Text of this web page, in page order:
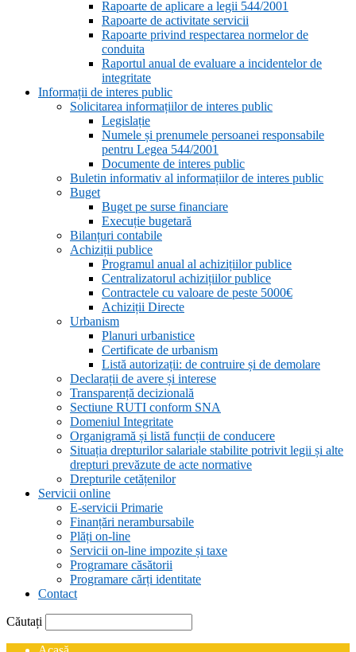
Rapoarte de aplicare a legii 544/2001
Rapoarte de activitate servicii
Rapoarte privind respectarea normelor de
conduita
Raportul anual de evaluare a incidentelor de
integritate
Informații de interes public
Solicitarea informațiilor de interes public
Legislație
Numele și prenumele persoanei responsabile
pentru Legea 544/2001
Documente de interes public
Buletin informativ al informațiilor de interes public
Buget
Buget pe surse financiare
Execuție bugetară
Bilanțuri contabile
Achiziții publice
Programul anual al achizițiilor publice
Centralizatorul achizițiilor publice
Contractele cu valoare de peste 5000€
Achiziții Directe
Urbanism
Planuri urbanistice
Certificate de urbanism
Listă autorizații: de contruire și de demolare
Declarații de avere și interese
Transparență decizională
Sectiune RUTI conform SNA
Domeniul Integritate
Organigramă și listă funcții de conducere
Situația drepturilor salariale stabilite potrivit legii și alte
drepturi prevăzute de acte normative
Drepturile cetățenilor
Servicii online
E-servicii Primarie
Finanțări nerambursabile
Plăți on-line
Servicii on-line impozite și taxe
Programare căsătorii
Programare cărți identitate
Contact
Căutați